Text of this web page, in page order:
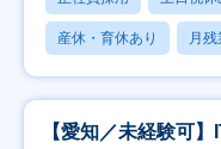
産休・育休あり 月
【愛知／未経験可